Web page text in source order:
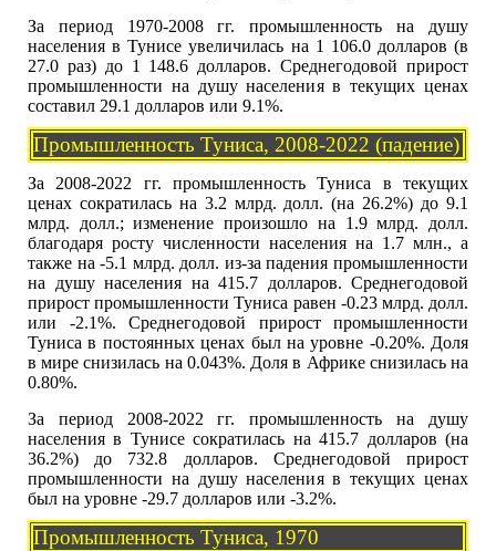
За период 1970-2008 гг. промышленность на душу
населения в Тунисе увеличилась на 1 106.0 долларов (в
27.0 раз) до 1 148.6 долларов. Среднегодовой прирост
промышленности на душу населения в текущих ценах
составил 29.1 долларов или 9.1%.
Промышленность Туниса, 2008-2022 (падение)
За 2008-2022 гг. промышленность Туниса в текущих
ценах сократилась на 3.2 млрд. долл. (на 26.2%) до 9.1
млрд. долл.; изменение произошло на 1.9 млрд. долл.
благодаря росту численности населения на 1.7 млн., а
также на -5.1 млрд. долл. из-за падения промышленности
на душу населения на 415.7 долларов. Среднегодовой
прирост промышленности Туниса равен -0.23 млрд. долл.
или -2.1%. Среднегодовой прирост промышленности
Туниса в постоянных ценах был на уровне -0.20%. Доля
в мире снизилась на 0.043%. Доля в Африке снизилась на
0.80%.
За период 2008-2022 гг. промышленность на душу
населения в Тунисе сократилась на 415.7 долларов (на
36.2%) до 732.8 долларов. Среднегодовой прирост
промышленности на душу населения в текущих ценах
был на уровне -29.7 долларов или -3.2%.
Промышленность Туниса, 1970